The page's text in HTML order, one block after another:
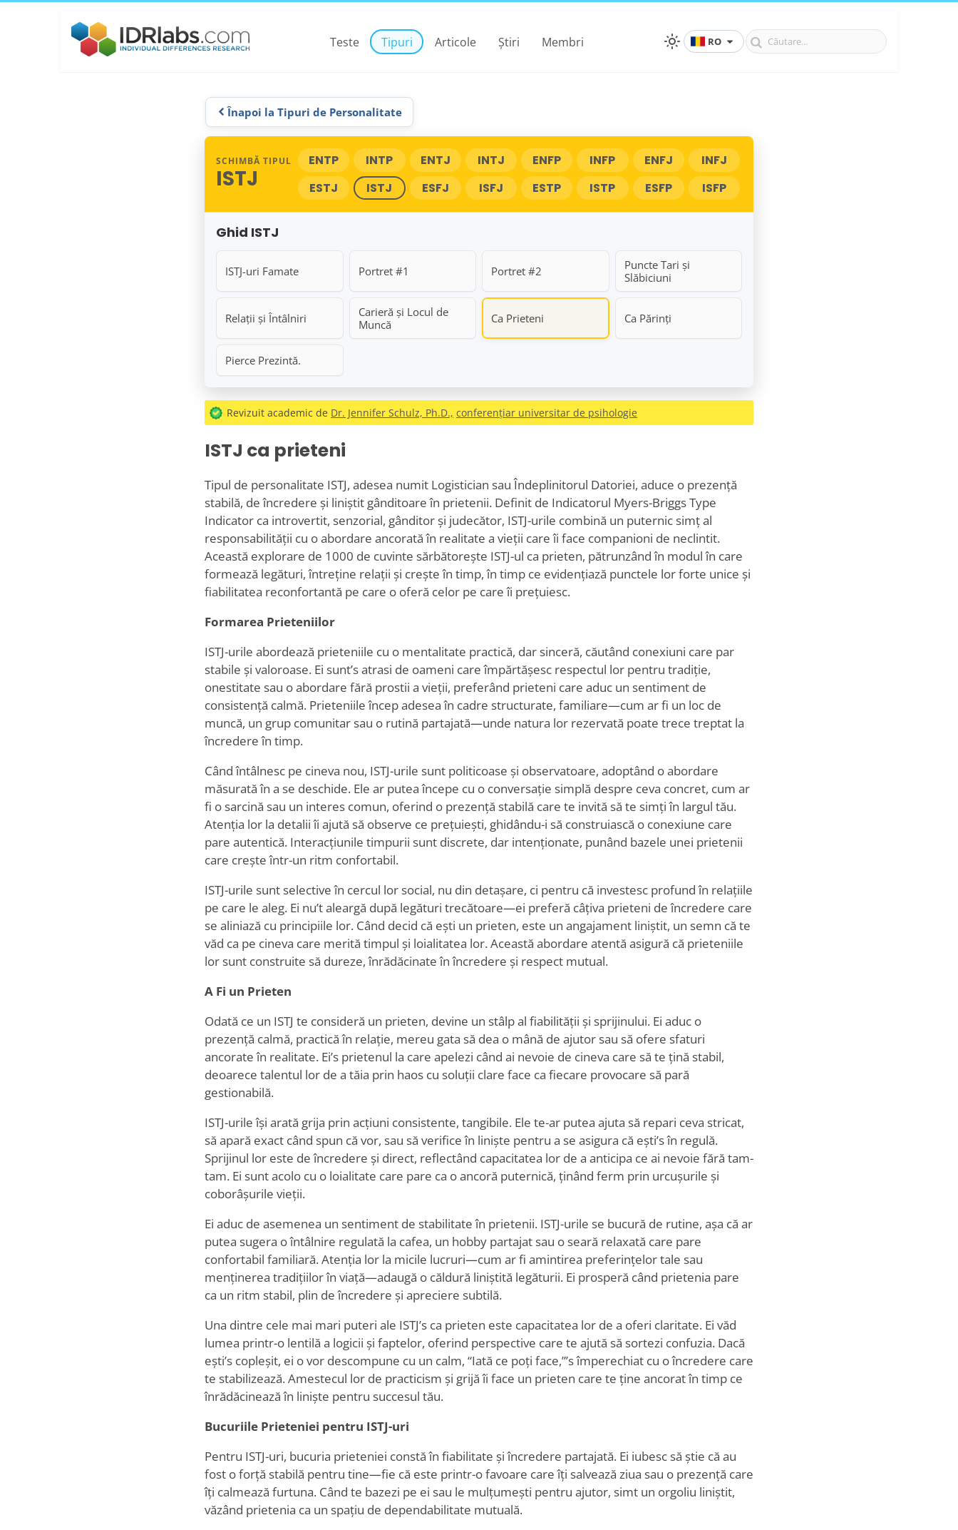
Teste Tipuri Articole Știri Membri RO
Înapoi la Tipuri de Personalitate
SCHIMBĂ TIPUL
ISTJ
ENTP INTP ENTJ INTJ ENFP INFP ENFJ
INFJ
ESTJ
ISTJ ESFJ ISFJ ESTP ISTP ESFP ISFP
Ghid ISTJ
ISTJ-uri Famate Portret #1 Portret #2
Puncte Tari și
Slăbiciuni
Relații și Întâlniri
Carieră și Locul de
Muncă
Ca Prieteni Ca Părinți
Pierce Prezintă.
Revizuit academic de Dr. Jennifer Schulz, Ph.D., conferențiar universitar de psihologie
ISTJ ca prieteni
Tipul de personalitate ISTJ, adesea numit Logistician sau Îndeplinitorul Datoriei, aduce o prezență
stabilă, de încredere și liniștit gânditoare în prietenii. Definit de Indicatorul Myers-Briggs Type
Indicator ca introvertit, senzorial, gânditor și judecător, ISTJ-urile combină un puternic simț al
responsabilității cu o abordare ancorată în realitate a vieții care îi face companioni de neclintit.
Această explorare de 1000 de cuvinte sărbătorește ISTJ-ul ca prieten, pătrunzând în modul în care
formează legături, întreține relații și crește în timp, în timp ce evidențiază punctele lor forte unice și
fiabilitatea reconfortantă pe care o oferă celor pe care îi prețuiesc.
Formarea Prieteniilor
ISTJ-urile abordează prieteniile cu o mentalitate practică, dar sinceră, căutând conexiuni care par
stabile și valoroase. Ei sunt’s atrasi de oameni care împărtășesc respectul lor pentru tradiție,
onestitate sau o abordare fără prostii a vieții, preferând prieteni care aduc un sentiment de
consistență calmă. Prieteniile încep adesea în cadre structurate, familiare—cum ar fi un loc de
muncă, un grup comunitar sau o rutină partajată—unde natura lor rezervată poate trece treptat la
încredere în timp.
Când întâlnesc pe cineva nou, ISTJ-urile sunt politicoase și observatoare, adoptând o abordare
măsurată în a se deschide. Ele ar putea începe cu o conversație simplă despre ceva concret, cum ar
fi o sarcină sau un interes comun, oferind o prezență stabilă care te invită să te simți în largul tău.
Atenția lor la detalii îi ajută să observe ce prețuiești, ghidându-i să construiască o conexiune care
pare autentică. Interacțiunile timpurii sunt discrete, dar intenționate, punând bazele unei prietenii
care crește într-un ritm confortabil.
ISTJ-urile sunt selective în cercul lor social, nu din detașare, ci pentru că investesc profund în relațiile
pe care le aleg. Ei nu’t aleargă după legături trecătoare—ei preferă câțiva prieteni de încredere care
se aliniază cu principiile lor. Când decid că ești un prieten, este un angajament liniștit, un semn că te
văd ca pe cineva care merită timpul și loialitatea lor. Această abordare atentă asigură că prieteniile
lor sunt construite să dureze, înrădăcinate în încredere și respect mutual.
A Fi un Prieten
Odată ce un ISTJ te consideră un prieten, devine un stâlp al fiabilității și sprijinului. Ei aduc o
prezență calmă, practică în relație, mereu gata să dea o mână de ajutor sau să ofere sfaturi
ancorate în realitate. Ei’s prietenul la care apelezi când ai nevoie de cineva care să te țină stabil,
deoarece talentul lor de a tăia prin haos cu soluții clare face ca fiecare provocare să pară
gestionabilă.
ISTJ-urile își arată grija prin acțiuni consistente, tangibile. Ele te-ar putea ajuta să repari ceva stricat,
să apară exact când spun că vor, sau să verifice în liniște pentru a se asigura că ești’s în regulă.
Sprijinul lor este de încredere și direct, reflectând capacitatea lor de a anticipa ce ai nevoie fără tam-
tam. Ei sunt acolo cu o loialitate care pare ca o ancoră puternică, ținând ferm prin urcușurile și
coborâșurile vieții.
Ei aduc de asemenea un sentiment de stabilitate în prietenii. ISTJ-urile se bucură de rutine, așa că ar
putea sugera o întâlnire regulată la cafea, un hobby partajat sau o seară relaxată care pare
confortabil familiară. Atenția lor la micile lucruri—cum ar fi amintirea preferințelor tale sau
menținerea tradițiilor în viață—adaugă o căldură liniștită legăturii. Ei prosperă când prietenia pare
ca un ritm stabil, plin de încredere și apreciere subtilă.
Una dintre cele mai mari puteri ale ISTJ’s ca prieten este capacitatea lor de a oferi claritate. Ei văd
lumea printr-o lentilă a logicii și faptelor, oferind perspective care te ajută să sortezi confuzia. Dacă
ești’s copleșit, ei o vor descompune cu un calm, “Iată ce poți face,”’s împerechiat cu o încredere care
te stabilizează. Amestecul lor de practicism și grijă îi face un prieten care te ține ancorat în timp ce
înrădăcinează în liniște pentru succesul tău.
Bucuriile Prieteniei pentru ISTJ-uri
Pentru ISTJ-uri, bucuria prieteniei constă în fiabilitate și încredere partajată. Ei iubesc să știe că au
fost o forță stabilă pentru tine—fie că este printr-o favoare care îți salvează ziua sau o prezență care
îți calmează furtuna. Când te bazezi pe ei sau le mulțumești pentru ajutor, simt un orgoliu liniștit,
văzând prietenia ca un spațiu de dependabilitate mutuală.